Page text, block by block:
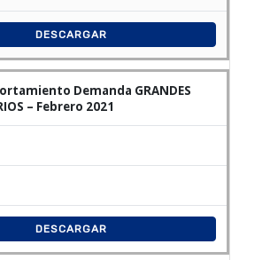
DESCARGAR
Demanda GRANDES
– Febrero 2021
DESCARGAR